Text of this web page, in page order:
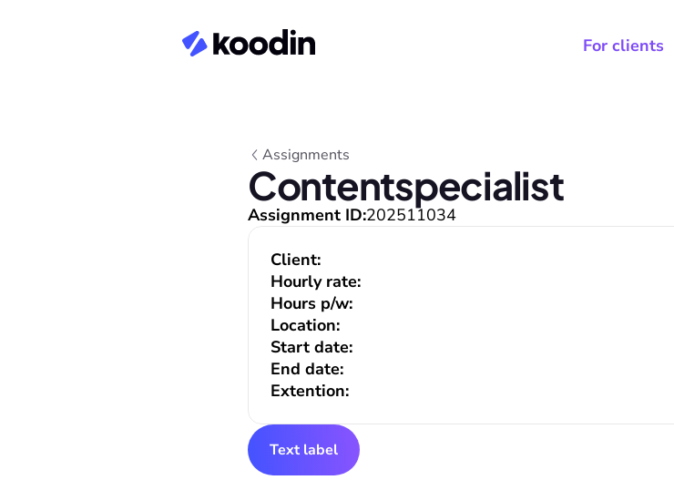
For clients
Assignments
Contentspecialist
Assignment ID:202511034
Start date:
End date:
Extention:
Client:
Hourly rate:
Hours p/w:
Location:
Text label